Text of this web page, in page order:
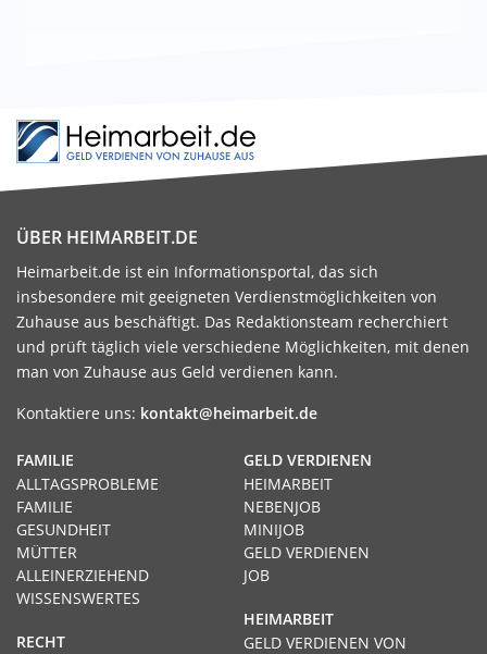
ÜBER HEIMARBEIT.DE
Heimarbeit.de ist ein Informationsportal, das sich
insbesondere mit geeigneten Verdienstmöglichkeiten von
Zuhause aus beschäftigt. Das Redaktionsteam recherchiert
und prüft täglich viele verschiedene Möglichkeiten, mit denen
man von Zuhause aus Geld verdienen kann.
Kontaktiere uns: kontakt@heimarbeit.de
GELD VERDIENEN
HEIMARBEIT
NEBENJOB
MINIJOB
GELD VERDIENEN
JOB
HEIMARBEIT
GELD VERDIENEN VON
FAMILIE
ALLTAGSPROBLEME
FAMILIE
GESUNDHEIT
MÜTTER
ALLEINERZIEHEND
WISSENSWERTES
RECHT